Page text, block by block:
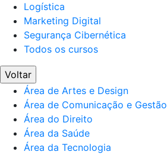
Logística
Marketing Digital
Segurança Cibernética
Todos os cursos
Voltar
Área de Artes e Design
Área de Comunicação e Gestão
Área do Direito
Área da Saúde
Área da Tecnologia